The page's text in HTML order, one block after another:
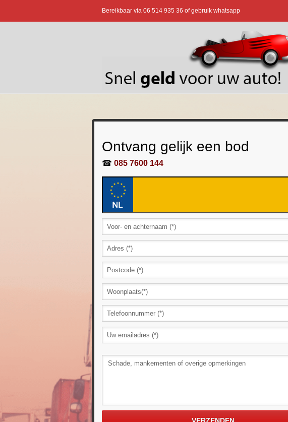
Bereikbaar via 06 514 935 36 of gebruik whatsapp
Ontvang gelijk een bod
☎ 085 7600 144